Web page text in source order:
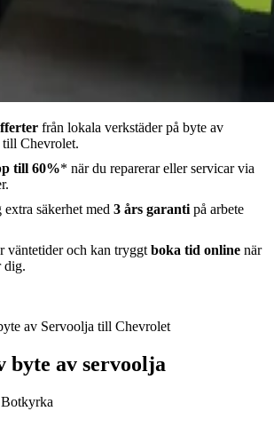
från lokala verkstäder på byte av
till Chevrolet.
till 60%* när du reparerar eller servicar via
säkerhet med 3 års garanti på arbete
väntetider och kan tryggt boka tid online när
dig.
av Servoolja till Chevrolet
byte av servoolja